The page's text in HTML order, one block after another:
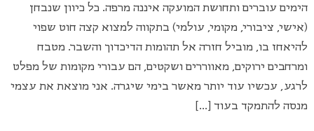
הימים עוברים ותחושת המועקה איננה מרפה. כל כיוון שנבחן
(אישי, ציבורי, מקומי, עולמי) בתקווה למצוא קצה חוט שפוי
להיאחז בו, מוביל חזרה אל תהומות הדיכדוך והשבר. מטבח
ומרחבים ירוקים, מאווררים ושקטים, הם עבורי מקומות של מפלט
לרגע, עכשיו עוד יותר מאשר בימי שיגרה. אני מוצאת את עצמי
מנסה להתמקד בעוד […]